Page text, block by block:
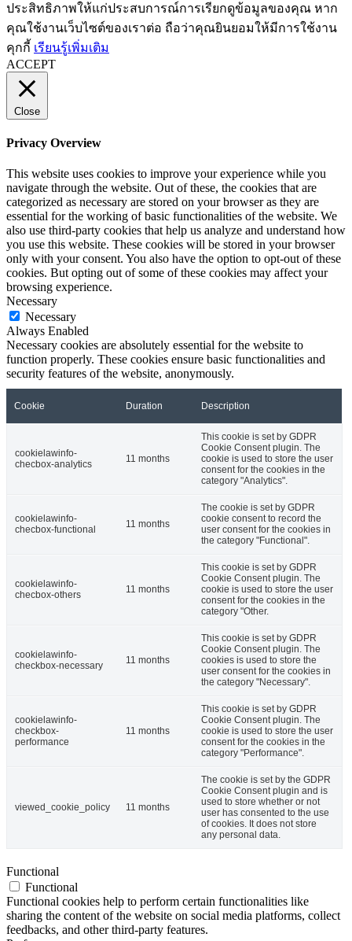
ประสิทธิภาพให้แก่ประสบการณ์การเรียกดูข้อมูลของคุณ หาก
คุณใช้งานเว็บไซต์ของเราต่อ ถือว่าคุณยินยอมให้มีการใช้งาน
คุกกี้ เรียนรู้เพิ่มเติม
ACCEPT
Close
Privacy Overview
This website uses cookies to improve your experience while you
navigate through the website. Out of these, the cookies that are
categorized as necessary are stored on your browser as they are
essential for the working of basic functionalities of the website. We
also use third-party cookies that help us analyze and understand how
you use this website. These cookies will be stored in your browser
only with your consent. You also have the option to opt-out of these
cookies. But opting out of some of these cookies may affect your
browsing experience.
Necessary
Necessary
Always Enabled
Necessary cookies are absolutely essential for the website to
function properly. These cookies ensure basic functionalities and
security features of the website, anonymously.
Cookie Duration Description
cookielawinfo-
checbox-analytics
11 months
This cookie is set by GDPR
Cookie Consent plugin. The
cookie is used to store the user
consent for the cookies in the
category "Analytics".
cookielawinfo-
checbox-functional
11 months
The cookie is set by GDPR
cookie consent to record the
user consent for the cookies in
the category "Functional".
cookielawinfo-
checbox-others
11 months
This cookie is set by GDPR
Cookie Consent plugin. The
cookie is used to store the user
consent for the cookies in the
category "Other.
cookielawinfo-
checkbox-necessary
11 months
This cookie is set by GDPR
Cookie Consent plugin. The
cookies is used to store the
user consent for the cookies in
the category "Necessary".
cookielawinfo-
checkbox-
performance
11 months
This cookie is set by GDPR
Cookie Consent plugin. The
cookie is used to store the user
consent for the cookies in the
category "Performance".
viewed_cookie_policy 11 months
The cookie is set by the GDPR
Cookie Consent plugin and is
used to store whether or not
user has consented to the use
of cookies. It does not store
any personal data.
Functional
Functional
Functional cookies help to perform certain functionalities like
sharing the content of the website on social media platforms, collect
feedbacks, and other third-party features.